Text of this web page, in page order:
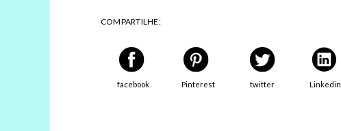
COMPARTILHE:
facebook Pinterest twitter Linkedin